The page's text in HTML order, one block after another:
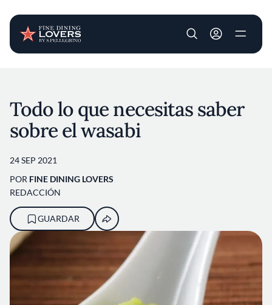
User account
Todo lo que necesitas saber
sobre el wasabi
24 SEP 2021
POR FINE DINING LOVERS
REDACCIÓN
GUARDAR